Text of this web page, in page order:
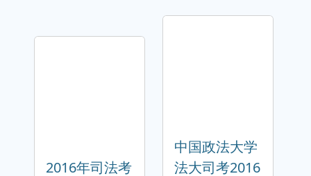
2016年司法考
中国政法大学
法大司考2016